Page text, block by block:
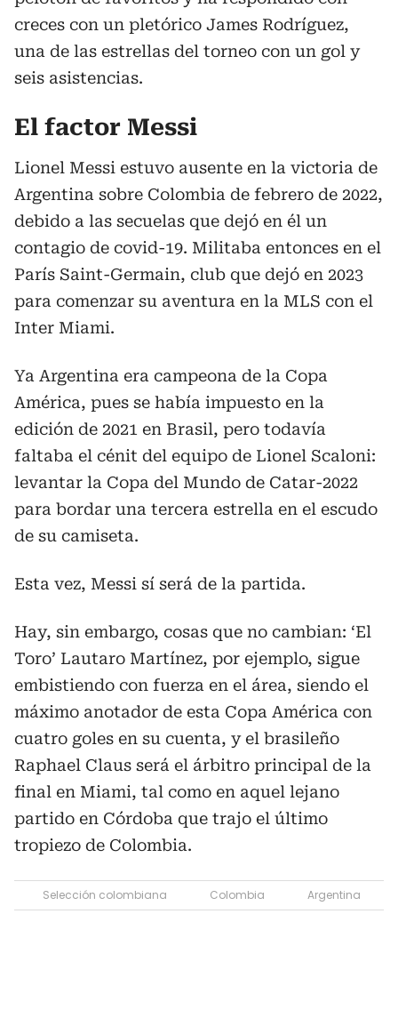
creces con un pletórico James Rodríguez,
una de las estrellas del torneo con un gol y
seis asistencias.
El factor Messi
Lionel Messi estuvo ausente en la victoria de
Argentina sobre Colombia de febrero de 2022,
debido a las secuelas que dejó en él un
contagio de covid-19. Militaba entonces en el
París Saint-Germain, club que dejó en 2023
para comenzar su aventura en la MLS con el
Inter Miami.
Ya Argentina era campeona de la Copa
América, pues se había impuesto en la
edición de 2021 en Brasil, pero todavía
faltaba el cénit del equipo de Lionel Scaloni:
levantar la Copa del Mundo de Catar-2022
para bordar una tercera estrella en el escudo
de su camiseta.
Esta vez, Messi sí será de la partida.
Hay, sin embargo, cosas que no cambian: ‘El
Toro’ Lautaro Martínez, por ejemplo, sigue
embistiendo con fuerza en el área, siendo el
máximo anotador de esta Copa América con
cuatro goles en su cuenta, y el brasileño
Raphael Claus será el árbitro principal de la
final en Miami, tal como en aquel lejano
partido en Córdoba que trajo el último
tropiezo de Colombia.
Selección colombiana Colombia Argentina